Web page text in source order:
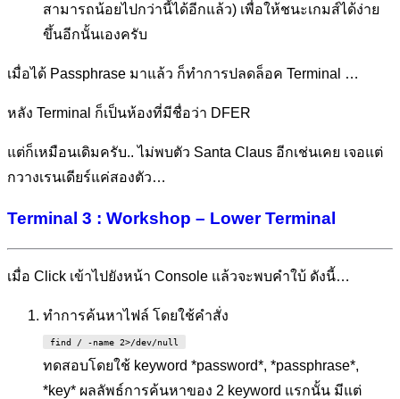
สามารถน้อยไปกว่านี้ได้อีกแล้ว) เพื่อให้ชนะเกมส์ได้ง่าย
ขึ้นอีกนั้นเองครับ
เมื่อได้ Passphrase มาแล้ว ก็ทำการปลดล็อค Terminal …
หลัง Terminal ก็เป็นห้องที่มีชื่อว่า DFER
แต่ก็เหมือนเดิมครับ.. ไม่พบตัว Santa Claus อีกเช่นเคย เจอแต่
กวางเรนเดียร์แค่สองตัว…
Terminal 3 : Workshop – Lower Terminal
เมื่อ Click เข้าไปยังหน้า Console แล้วจะพบคำใบ้ ดังนี้…
ทำการค้นหาไฟล์ โดยใช้คำสั่ง
find / -name 2>/dev/null
ทดสอบโดยใช้ keyword *password*, *passphrase*,
*key* ผลลัพธ์การค้นหาของ 2 keyword แรกนั้น มีแต่